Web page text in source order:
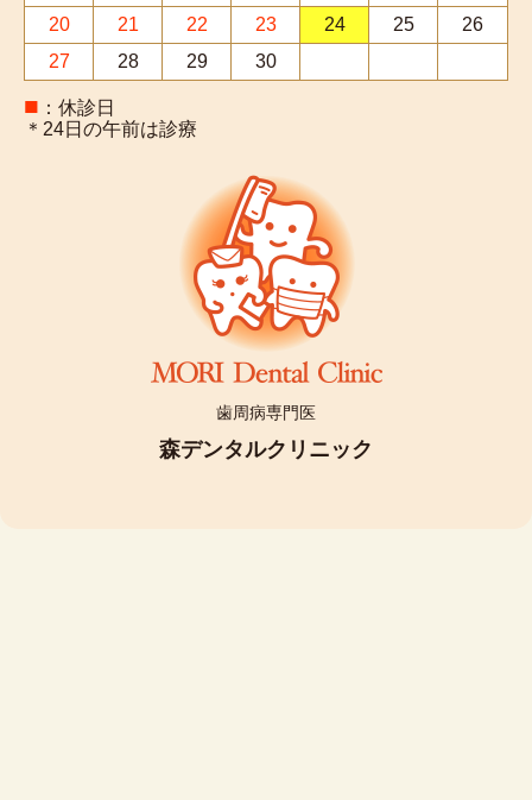
20
21 22 23 24 25
26
27
28 29 30
■ ：休診日
＊24日の午前は診療
歯周病専門医
森デンタルクリニック